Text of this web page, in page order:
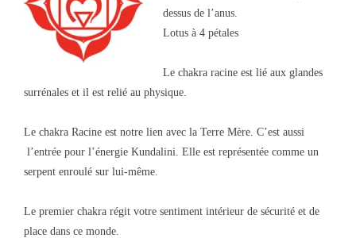
dessus de l’anus.
Lotus à 4 pétales
Le chakra racine est lié aux glandes
surrénales et il est relié au physique.
Le chakra Racine est notre lien avec la Terre Mère. C’est aussi
l’entrée pour l’énergie Kundalini. Elle est représentée comme un
serpent enroulé sur lui-même.
Le premier chakra régit votre sentiment intérieur de sécurité et de
place dans ce monde.